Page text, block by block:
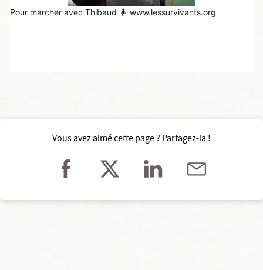
Pour marcher avec Thibaud 🧍 www.lessurvivants.org
Vous avez aimé cette page ? Partagez-la !